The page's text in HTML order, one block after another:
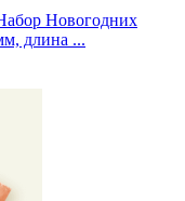
Новогодних
длина ...